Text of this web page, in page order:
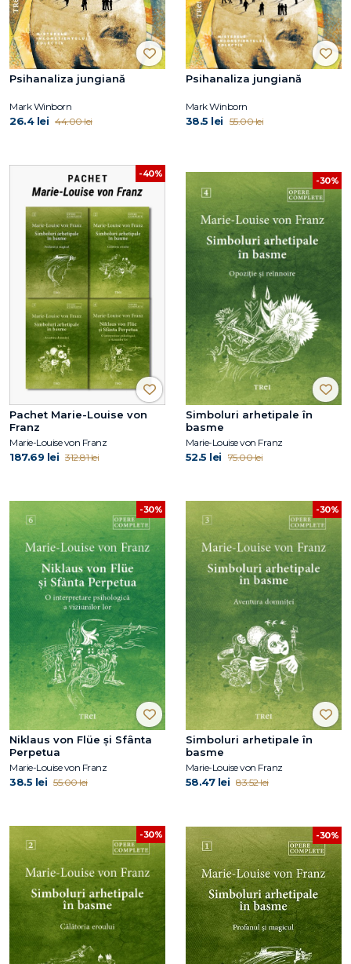
Psihanaliza jungiană
Mark Winborn
26.4 lei 44.00 lei
Psihanaliza jungiană
Mark Winborn
38.5 lei 55.00 lei
-40%
Pachet Marie-Louise von
Franz
Marie-Louise von Franz
187.69 lei 312.81 lei
-30%
Simboluri arhetipale în
basme
Marie-Louise von Franz
52.5 lei 75.00 lei
-30%
Niklaus von Flüe și Sfânta
Perpetua
Marie-Louise von Franz
38.5 lei 55.00 lei
-30%
Simboluri arhetipale în
basme
Marie-Louise von Franz
58.47 lei 83.52 lei
-30% -30%